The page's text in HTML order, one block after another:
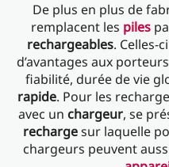
De plus en plus de
remplacent les piles
rechargeables. Celles-
d’avantages aux
fiabilité, durée de vie
rapide. Pour les
avec un chargeur, se
rechargesur laquelle
chargeurs peuvent